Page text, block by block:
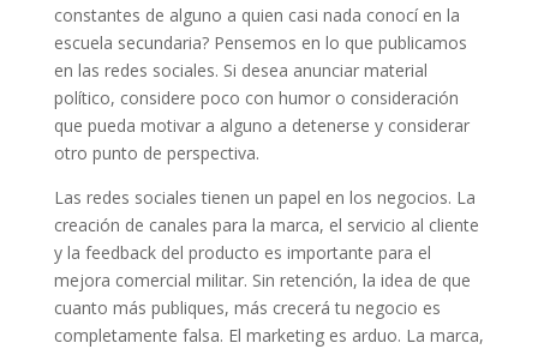
constantes de alguno a quien casi nada conocí en la
escuela secundaria? Pensemos en lo que publicamos
en las redes sociales. Si desea anunciar material
político, considere poco con humor o consideración
que pueda motivar a alguno a detenerse y considerar
otro punto de perspectiva.
Las redes sociales tienen un papel en los negocios. La
creación de canales para la marca, el servicio al cliente
y la feedback del producto es importante para el
mejora comercial militar. Sin retención, la idea de que
cuanto más publiques, más crecerá tu negocio es
completamente falsa. El marketing es arduo. La marca,